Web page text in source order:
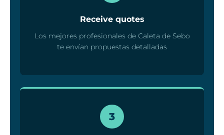
Receive quotes
Los mejores profesionales de Caleta de Sebo
te envían propuestas detalladas
3